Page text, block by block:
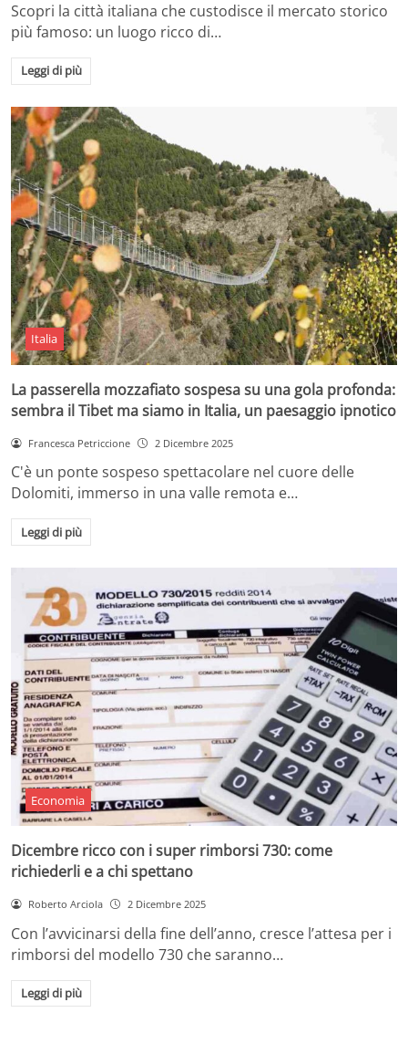
Scopri la città italiana che custodisce il mercato storico
più famoso: un luogo ricco di…
Leggi di più
Italia
La passerella mozzafiato sospesa su una gola profonda:
sembra il Tibet ma siamo in Italia, un paesaggio ipnotico
Francesca Petriccione 2 Dicembre 2025
C'è un ponte sospeso spettacolare nel cuore delle
Dolomiti, immerso in una valle remota e…
Leggi di più
Economia
Dicembre ricco con i super rimborsi 730: come
richiederli e a chi spettano
Roberto Arciola 2 Dicembre 2025
Con l’avvicinarsi della fine dell’anno, cresce l’attesa per i
rimborsi del modello 730 che saranno…
Leggi di più